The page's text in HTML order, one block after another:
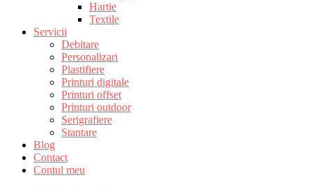
Hartie
Textile
Servicii
Debitare
Personalizari
Plastifiere
Printuri digitale
Printuri offset
Printuri outdoor
Serigrafiere
Stantare
Blog
Contact
Contul meu